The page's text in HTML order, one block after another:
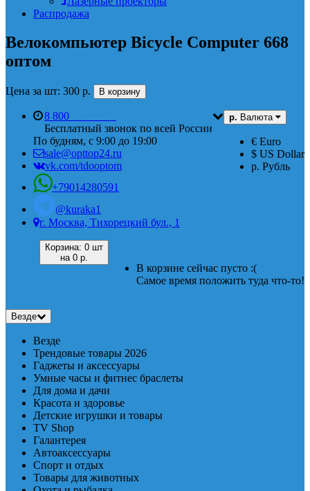
Распродажа
Велокомпьютер Bicycle Computer 668
оптом
Цена за шт: 300 р. В корзину
р. Валюта
€ Euro
$ US Dollar
р. Рубль
8 800
Бесплатный звонок по всей России
По будням, с 9:00 до 19:00
sale@opttop24.ru
vk.com/tdooptom
+79014280591
@kuraka1
г. Москва, Тихорецкий бул., 1
Корзина: 0 шт
на 0 р.
В корзине сейчас пусто :(
Самое время положить туда что-то!
Везде
Везде
Трендовые товары 2026
Гаджеты и аксессуары
Умные часы и фитнес браслеты
Для дома и дачи
Красота и здоровье
Детские игрушки и товары
TV Shop
Галантерея
Автоаксессуары
Спорт и отдых
Товары для животных